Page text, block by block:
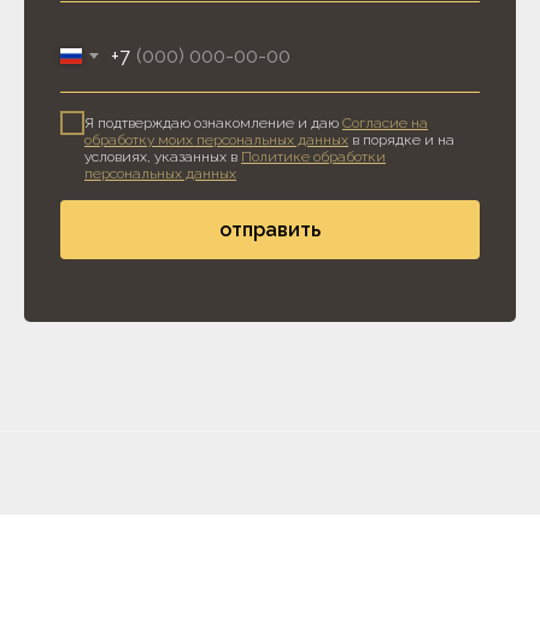
+7
Я подтверждаю ознакомление и даю Согласие на
обработку моих персональных данных в порядке и на
условиях, указанных в Политике обработки
персональных данных
отправить